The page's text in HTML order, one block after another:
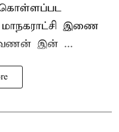
இணை
இன் ...